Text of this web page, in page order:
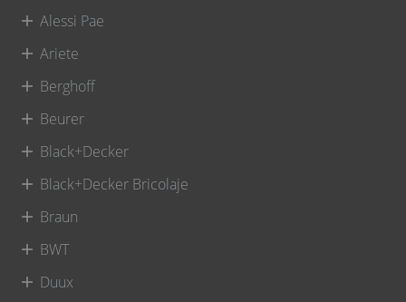
Alessi Pae
Ariete
Berghoff
Beurer
Black+Decker
Black+Decker Bricolaje
Braun
BWT
Duux